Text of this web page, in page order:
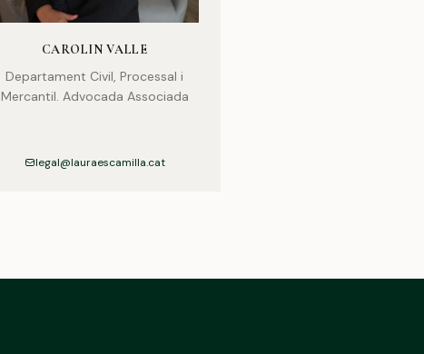
CAROLIN VALLE
Departament Civil, Processal i
Mercantil. Advocada Associada
legal@lauraescamilla.cat